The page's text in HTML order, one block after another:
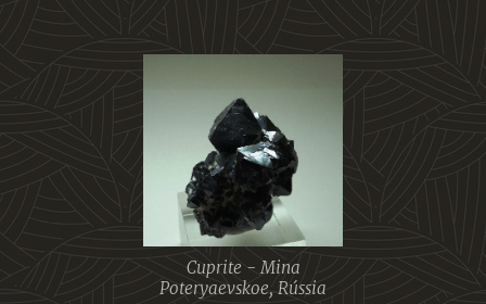
Cuprite - Mina
Poteryaevskoe, Rússia